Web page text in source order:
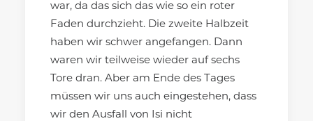
war, da das sich das wie so ein roter
Faden durchzieht. Die zweite Halbzeit
haben wir schwer angefangen. Dann
waren wir teilweise wieder auf sechs
Tore dran. Aber am Ende des Tages
müssen wir uns auch eingestehen, dass
wir den Ausfall von Isi nicht